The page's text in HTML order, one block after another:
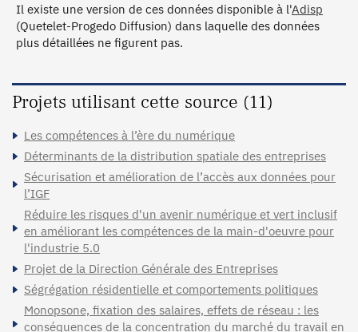
Il existe une version de ces données disponible à l'Adisp
(Quetelet-Progedo Diffusion) dans laquelle des données
plus détaillées ne figurent pas.
Projets utilisant cette source (11)
Les compétences à l’ère du numérique
Déterminants de la distribution spatiale des entreprises
Sécurisation et amélioration de l’accès aux données pour
l’IGF
Réduire les risques d'un avenir numérique et vert inclusif
en améliorant les compétences de la main-d'oeuvre pour
l'industrie 5.0
Projet de la Direction Générale des Entreprises
Ségrégation résidentielle et comportements politiques
Monopsone, fixation des salaires, effets de réseau : les
conséquences de la concentration du marché du travail en